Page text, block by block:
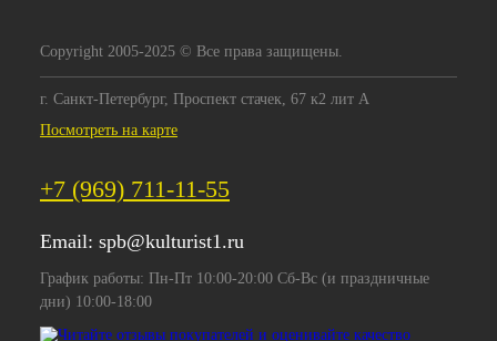
Copyright 2005-2025 © Все права защищены.
г. Санкт-Петербург, Проспект стачек, 67 к2 лит А
Посмотреть на карте
+7 (969) 711-11-55
Email: spb@kulturist1.ru
График работы: Пн-Пт 10:00-20:00 Сб-Вс (и праздничные
дни) 10:00-18:00